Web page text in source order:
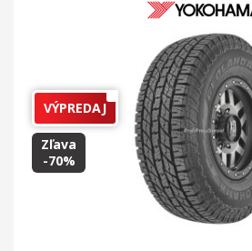
VÝPREDAJ
Zľava
-70%